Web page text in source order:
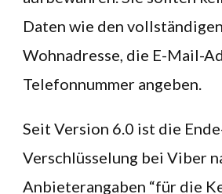
Daten wie den
Wohnadresse, die E-Mail-
Telefonnummer angeben.
Seit Version 6.0 ist die
Verschlüsselung bei Viber
Anbieterangaben “für die